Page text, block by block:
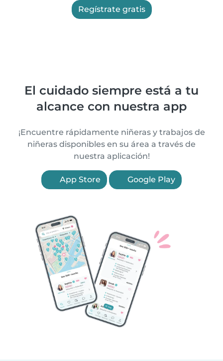
Regístrate gratis
El cuidado siempre está a tu
alcance con nuestra app
¡Encuentre rápidamente niñeras y trabajos de
niñeras disponibles en su área a través de
nuestra aplicación!
App Store Google Play